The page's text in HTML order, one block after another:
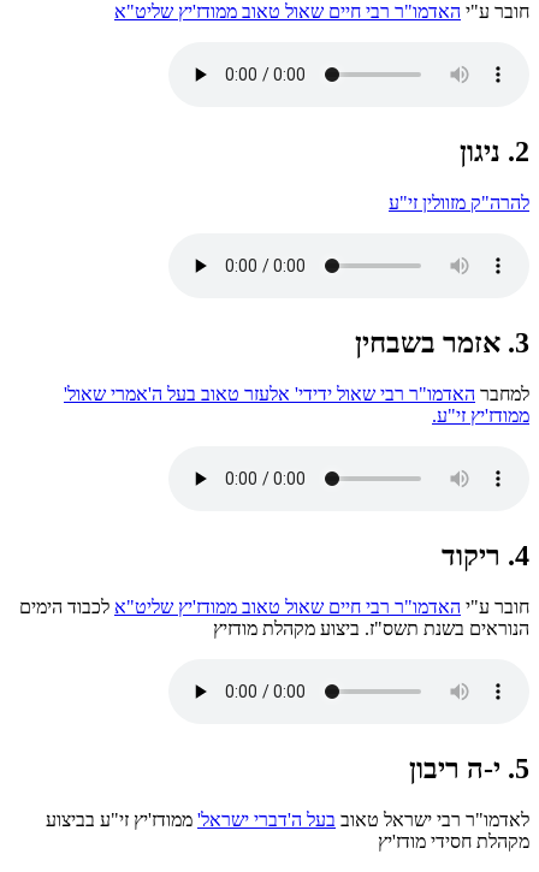
חובר ע"י האדמו"ר רבי חיים שאול טאוב ממודז'יץ שליט"א
2. ניגון
להרה"ק מזוולין זי"ע
3. אזמר בשבחין
למחבר האדמו"ר רבי שאול ידידי' אלעזר טאוב בעל ה'אמרי שאול'
ממודז'יץ זי"ע.
4. ריקוד
חובר ע"י האדמו"ר רבי חיים שאול טאוב ממודז'יץ שליט"א לכבוד הימים
הנוראים בשנת תשס"ז. ביצוע מקהלת מודזיץ
5. י-ה ריבון
לאדמו"ר רבי ישראל טאוב בעל ה'דברי ישראל' ממודז'יץ זי"ע בביצוע
מקהלת חסידי מודז'יץ